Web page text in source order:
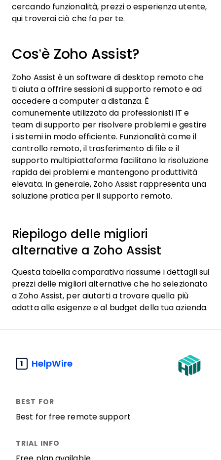
cercando funzionalità, prezzi o esperienza utente,
qui troverai ciò che fa per te.
Cos’è Zoho Assist?
Zoho Assist è un software di desktop remoto che
ti aiuta a offrire sessioni di supporto remoto e ad
accedere a computer a distanza. È
comunemente utilizzato da professionisti IT e
team di supporto per risolvere problemi e gestire
i sistemi in modo efficiente. Funzionalità come il
controllo remoto, il trasferimento di file e il
supporto multipiattaforma facilitano la risoluzione
rapida dei problemi e mantengono produttività
elevata. In generale, Zoho Assist rappresenta una
soluzione pratica per il supporto remoto.
Riepilogo delle migliori
alternative a Zoho Assist
Questa tabella comparativa riassume i dettagli sui
prezzi delle migliori alternative che ho selezionato
a Zoho Assist, per aiutarti a trovare quella più
adatta alle esigenze e al budget della tua azienda.
1 HelpWire
Best for free remote support
Free plan available